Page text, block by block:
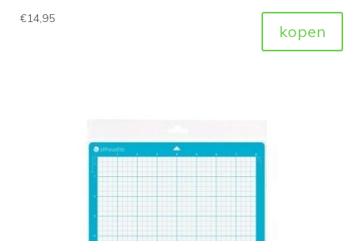
€14,95
kopen